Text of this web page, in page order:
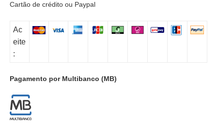
Cartão de crédito ou Paypal
Ac
eite
:
Pagamento por Multibanco (MB)